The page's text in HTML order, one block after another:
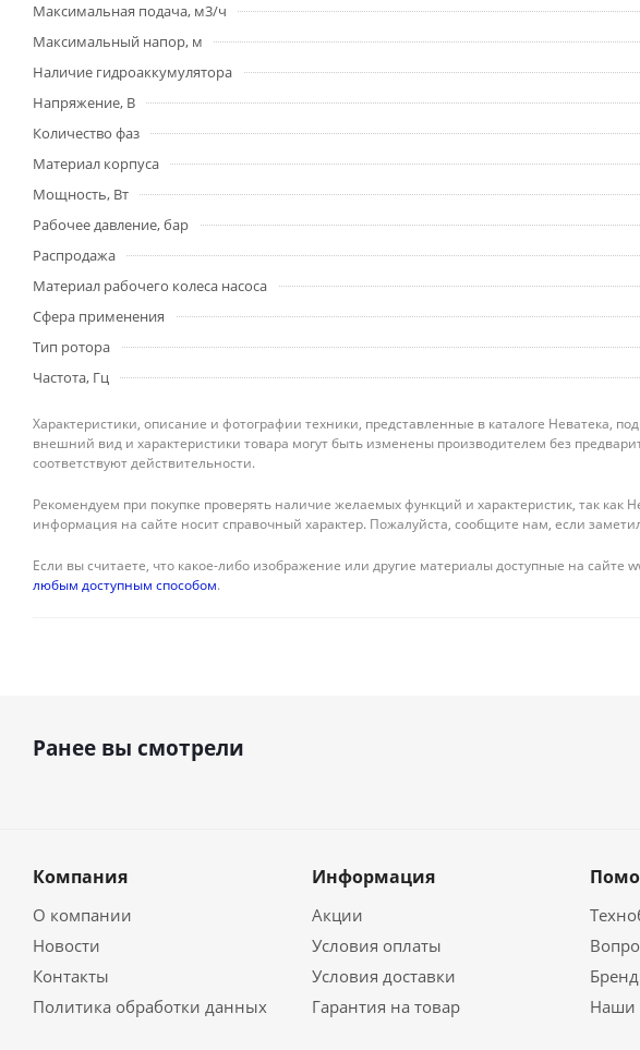
Максимальная подача, м3/ч
Максимальный напор, м
Наличие гидроаккумулятора
Напряжение, В
Количество фаз
Материал корпуса
Мощность, Вт
Рабочее давление, бар
Распродажа
Материал рабочего колеса насоса
Сфера применения
Тип ротора
Частота, Гц
Характеристики, описание и фотографии техники, представленные в каталоге Неватека,
внешний вид и характеристики товара могут быть изменены производителем без
соответствуют действительности.
Рекомендуем при покупке проверять наличие желаемых функций и характеристик, так
информация на сайте носит справочный характер. Пожалуйста, сообщите нам, если
Если вы считаете, что какое-либо изображение или другие материалы доступные на
любым доступным способом.
Ранее вы смотрели
Компания
О компании
Новости
Контакты
Политика обработки данных
Информация
Акции
Условия оплаты
Условия доставки
Гарантия на товар
Наши